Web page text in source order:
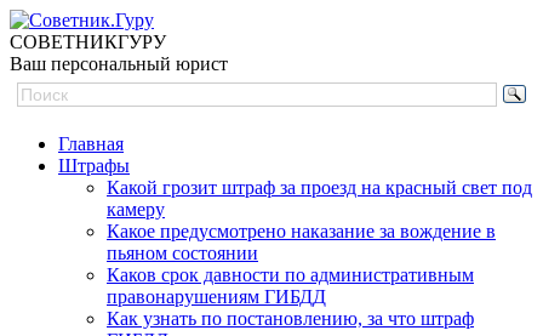
СОВЕТНИКГУРУ
Ваш персональный юрист
Главная
Штрафы
Какой грозит штраф за проезд на красный свет под
камеру
Какое предусмотрено наказание за вождение в
пьяном состоянии
Каков срок давности по административным
правонарушениям ГИБДД
Как узнать по постановлению, за что штраф